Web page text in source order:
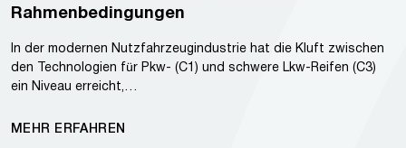
Rahmenbedingungen
In der modernen Nutzfahrzeugindustrie hat die Kluft zwischen
den Technologien für Pkw- (C1) und schwere Lkw-Reifen (C3)
ein Niveau erreicht,…
MEHR ERFAHREN